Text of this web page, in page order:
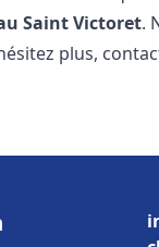
Saint Victoret.
plus,